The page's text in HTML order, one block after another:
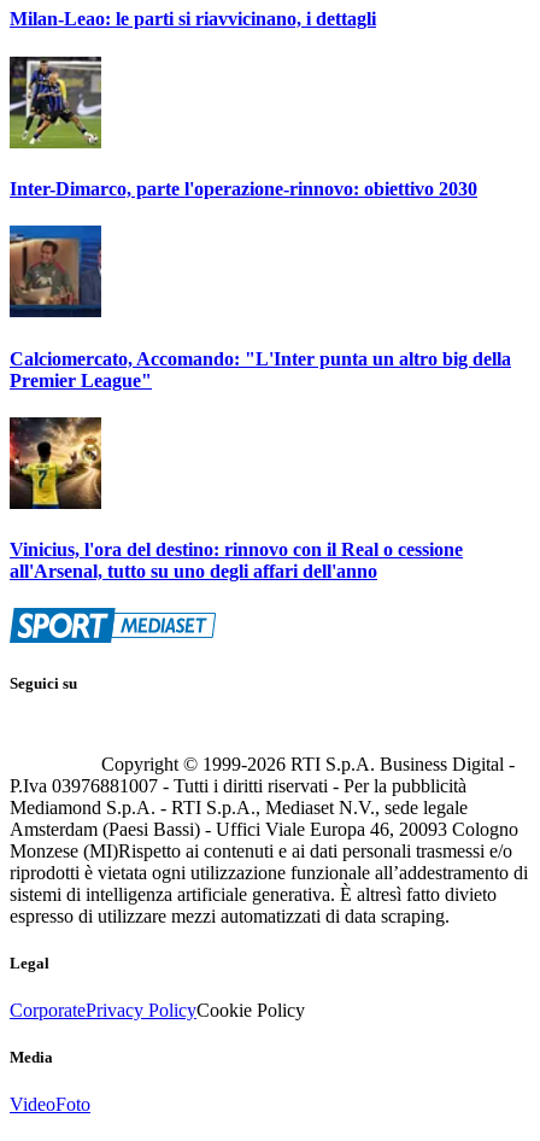
Milan-Leao: le parti si riavvicinano, i dettagli
Inter-Dimarco, parte l'operazione-rinnovo: obiettivo 2030
Calciomercato, Accomando: "L'Inter punta un altro big della
Premier League"
Vinicius, l'ora del destino: rinnovo con il Real o cessione
all'Arsenal, tutto su uno degli affari dell'anno
Seguici su
Copyright © 1999-2026 RTI S.p.A. Business Digital -
P.Iva 03976881007 - Tutti i diritti riservati - Per la pubblicità
Mediamond S.p.A. - RTI S.p.A., Mediaset N.V., sede legale
Amsterdam (Paesi Bassi) - Uffici Viale Europa 46, 20093 Cologno
Monzese (MI)Rispetto ai contenuti e ai dati personali trasmessi e/o
riprodotti è vietata ogni utilizzazione funzionale all’addestramento di
sistemi di intelligenza artificiale generativa. È altresì fatto divieto
espresso di utilizzare mezzi automatizzati di data scraping.
Legal
CorporatePrivacy PolicyCookie Policy
Media
VideoFoto